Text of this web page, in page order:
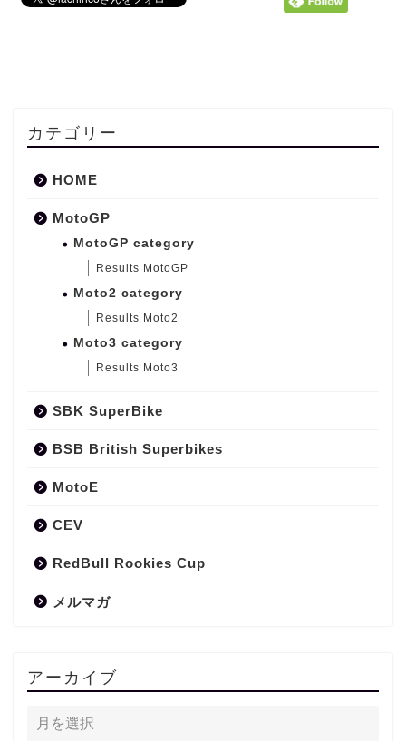
カテゴリー
HOME
MotoGP
MotoGP category
Results MotoGP
Moto2 category
Results Moto2
Moto3 category
Results Moto3
SBK SuperBike
BSB British Superbikes
MotoE
CEV
RedBull Rookies Cup
メルマガ
アーカイブ